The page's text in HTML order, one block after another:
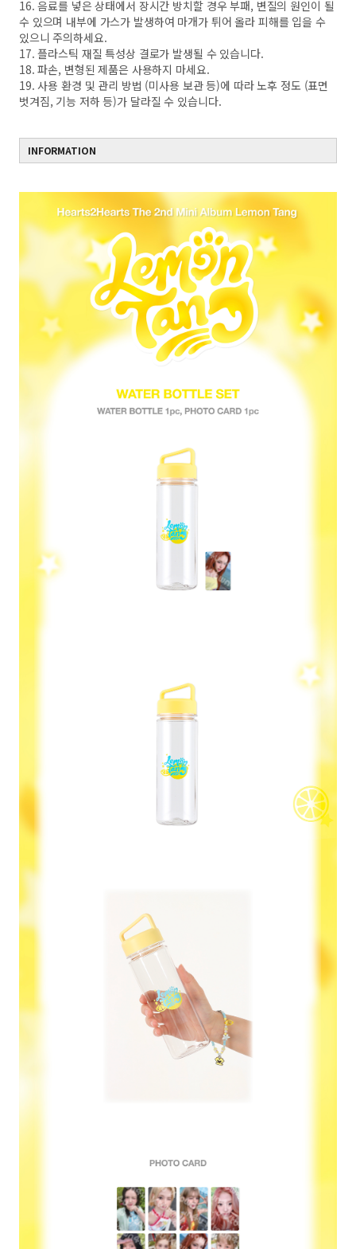
16. 음료를 넣은 상태에서 장시간 방치할 경우 부패, 변질의 원인이 될
수 있으며 내부에 가스가 발생하여 마개가 튀어 올라 피해를 입을 수
있으니 주의하세요.
17. 플라스틱 재질 특성상 결로가 발생될 수 있습니다.
18. 파손, 변형된 제품은 사용하지 마세요.
19. 사용 환경 및 관리 방법 (미사용 보관 등)에 따라 노후 정도 (표면
벗겨짐, 기능 저하 등)가 달라질 수 있습니다.
INFORMATION